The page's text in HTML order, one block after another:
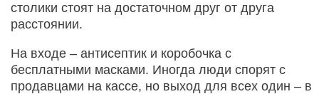
столики стоят на достаточном друг от друга
расстоянии.
На входе – антисептик и коробочка с
бесплатными масками. Иногда люди спорят с
продавцами на кассе, но выход для всех один – в